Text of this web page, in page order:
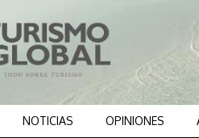
NOTICIAS OPINIONES